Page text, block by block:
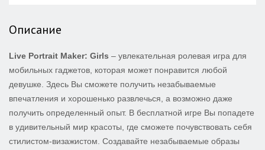
Описание
Live Portrait Maker: Girls – увлекательная ролевая игра для
мобильных гаджетов, которая может понравится любой
девушке. Здесь Вы сможете получить незабываемые
впечатления и хорошенько развлечься, а возможно даже
получить определенный опыт. В бесплатной игре Вы попадете
в удивительный мир красоты, где сможете почувствовать себя
стилистом-визажистом. Создавайте незабываемые образы